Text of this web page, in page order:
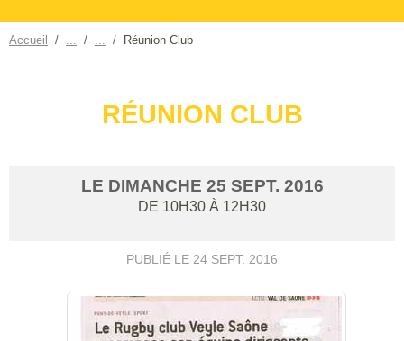
Accueil Réunion Club
RÉUNION CLUB
LE DIMANCHE 25 SEPT. 2016
DE 10H30 À 12H30
PUBLIÉ LE 24 SEPT. 2016